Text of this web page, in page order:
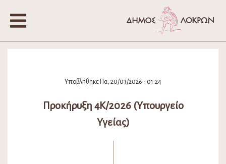
Υποβλήθηκε Πα, 20/03/2026 - 01:24
Προκήρυξη 4Κ/2026 (Υπουργείο
Υγείας)